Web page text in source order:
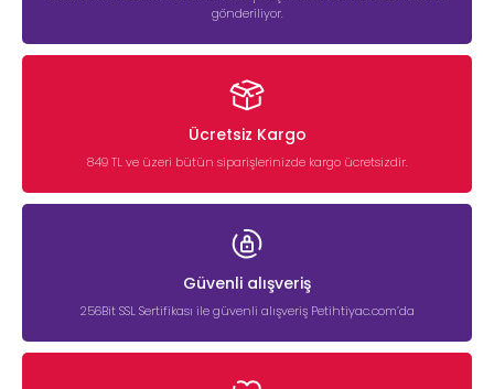
gönderiliyor.
Ücretsiz Kargo
849 TL ve üzeri bütün siparişlerinizde kargo ücretsizdir.
Güvenli alışveriş
256Bit SSL Sertifikası ile güvenli alışveriş Petihtiyac.com’da